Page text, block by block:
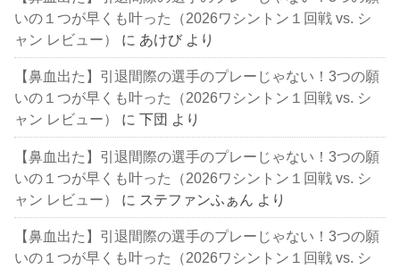
いの１つが早くも叶った（2026ワシントン１回戦 vs. シ
ャン レビュー）
に あけび より
【鼻血出た】引退間際の選手のプレーじゃない！3つの願
いの１つが早くも叶った（2026ワシントン１回戦 vs. シ
ャン レビュー）
に下団 より
【鼻血出た】引退間際の選手のプレーじゃない！3つの願
いの１つが早くも叶った（2026ワシントン１回戦 vs. シ
ャン レビュー）
に ステファンふぁん より
【鼻血出た】引退間際の選手のプレーじゃない！3つの願
いの１つが早くも叶った（2026ワシントン１回戦 vs. シ